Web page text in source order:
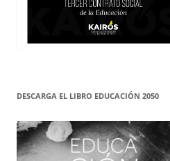
DESCARGA EL LIBRO EDUCACIÓN 2050